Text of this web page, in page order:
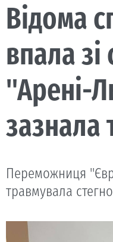
Відома
впала
"Арені-
зазнала
Переможниця
травмувала